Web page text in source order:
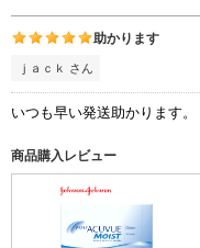
助かります
ｊａｃｋ さん
いつも早い発送助かります。
商品購入レビュー